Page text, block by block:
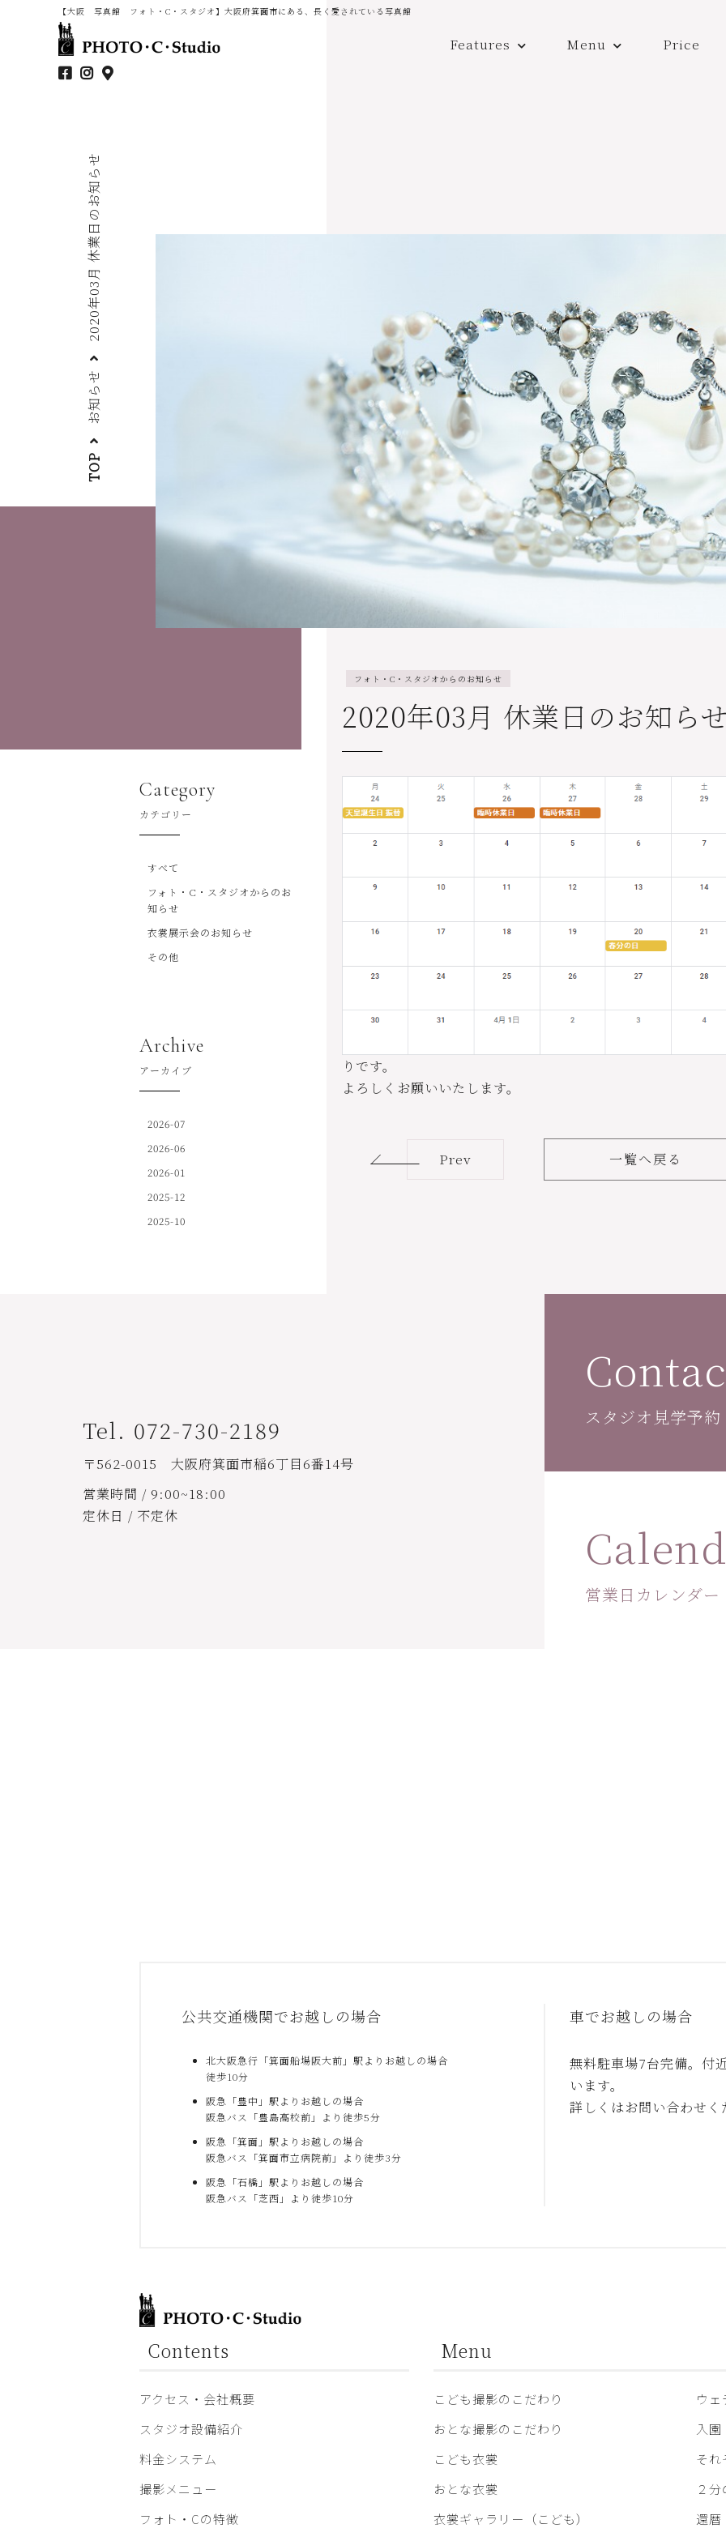
【大阪 写真館 フォト・C・スタジオ】大阪府箕面市にある、長く愛されている写真館
Features Menu Price
TOP
お知らせ
2020年03月 休業日のお知らせ
フォト・C・スタジオからのお知らせ
2020年03月 休業日のお知ら
りです。
よろしくお願いいたします。
Prev 一覧へ戻る
Category
カテゴリー
すべて
フォト・C・スタジオからのお
知らせ
衣裳展示会のお知らせ
その他
Archive
アーカイブ
2026-07
2026-06
2026-01
2025-12
2025-10
Tel. 072-730-2189
〒562-0015 大阪府箕面市稲6丁目6番14号
営業時間 / 9:00~18:00
定休日 / 不定休
スタジオ見学予
営業日カレンダー
公共交通機関でお越しの場合
北大阪急行「箕面船場阪大前」駅よりお越しの場合
徒歩10分
阪急「豊中」駅よりお越しの場合
阪急バス「豊島高校前」より徒歩5分
阪急「箕面」駅よりお越しの場合
阪急バス「箕面市立病院前」より徒歩3分
阪急「石橋」駅よりお越しの場合
阪急バス「芝西」より徒歩10分
車でお越しの場合
無料駐車場7台完備。付
います。
詳しくはお問い合わせく
Contents
アクセス・会社概要
スタジオ設備紹介
料金システム
撮影メニュー
フォト・Cの特徴
Menu
こども撮影のこだわり
おとな撮影のこだわり
こども衣裳
おとな衣裳
衣裳ギャラリー（こども）
ウ
入
それ
２
還暦